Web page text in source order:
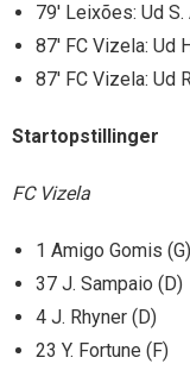
79′ Leixões: Ud
87′ FC Vizela: Ud
87′ FC Vizela: Ud
Startopstillinger
FC Vizela
1 Amigo Gomis (G)
37 J. Sampaio (D)
4 J. Rhyner (D)
23 Y. Fortune (F)